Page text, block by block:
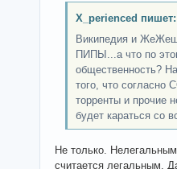
X_perienced пишет:
Википедия и
ПИПЫ...а что по
общественность?
того, что
торренты и прочие
будет караться со
Не только.
считается легальным.